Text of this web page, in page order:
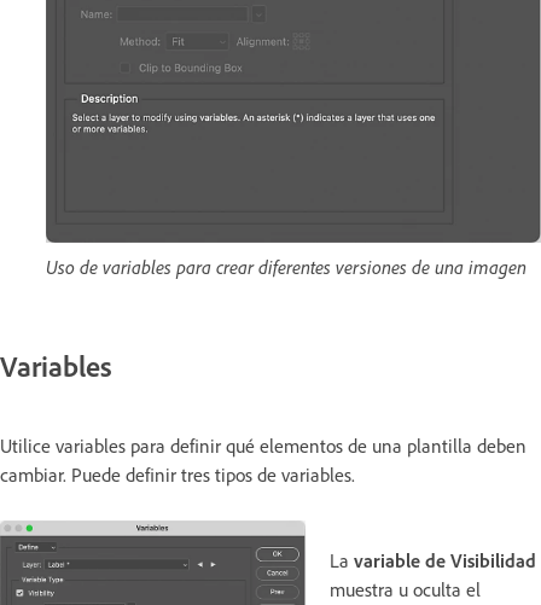
Uso de variables para crear diferentes versiones de una imagen
Variables
Utilice variables para definir qué elementos de una plantilla deben
cambiar. Puede definir tres tipos de variables.
La variable de Visibilidad
muestra u oculta el